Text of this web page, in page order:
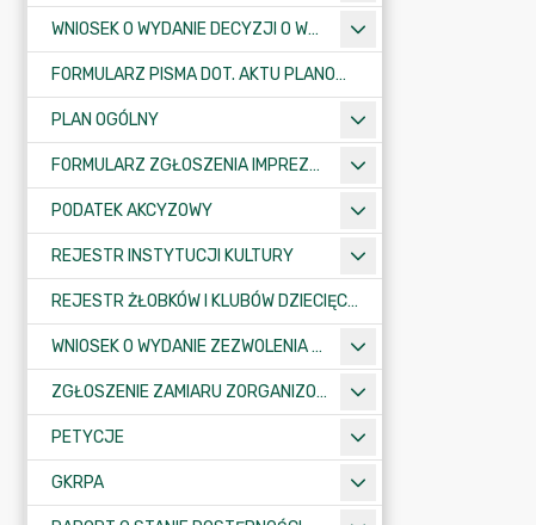
WNIOSEK O WYDANIE DECYZJI O WARUNKACH ZABUDOWY/O USTALENIE INWESTYCJI CELU PUBLICZNEGO
FORMULARZ PISMA DOT. AKTU PLANOWANIA PRZESTRZENNEGO
PLAN OGÓLNY
FORMULARZ ZGŁOSZENIA IMPREZY SPORTOWO-REKREACYJNEJ, ARTYSTYCZNEJ LUB ROZRYWKOWEJ
PODATEK AKCYZOWY
REJESTR INSTYTUCJI KULTURY
REJESTR ŻŁOBKÓW I KLUBÓW DZIECIĘCYCH
WNIOSEK O WYDANIE ZEZWOLENIA NA ZAJĘCIE PASA DROGOWEGO
ZGŁOSZENIE ZAMIARU ZORGANIZOWANIA ZGROMADZENIA
PETYCJE
GKRPA